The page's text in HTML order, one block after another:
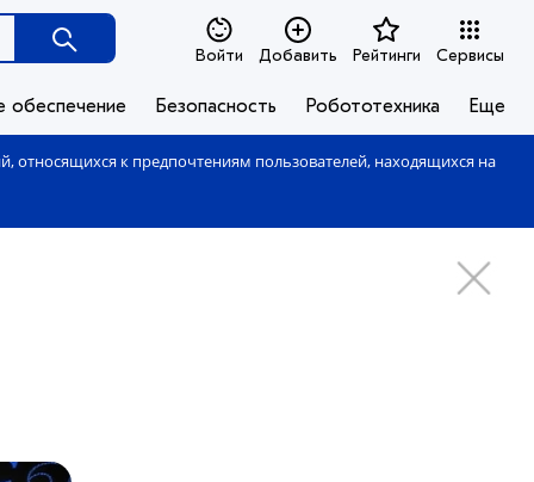
Войти Добавить Рейтинги Сервисы
обеспечение Безопасность Робототехника Еще
относящихся к предпочтениям пользователей, находящихся на